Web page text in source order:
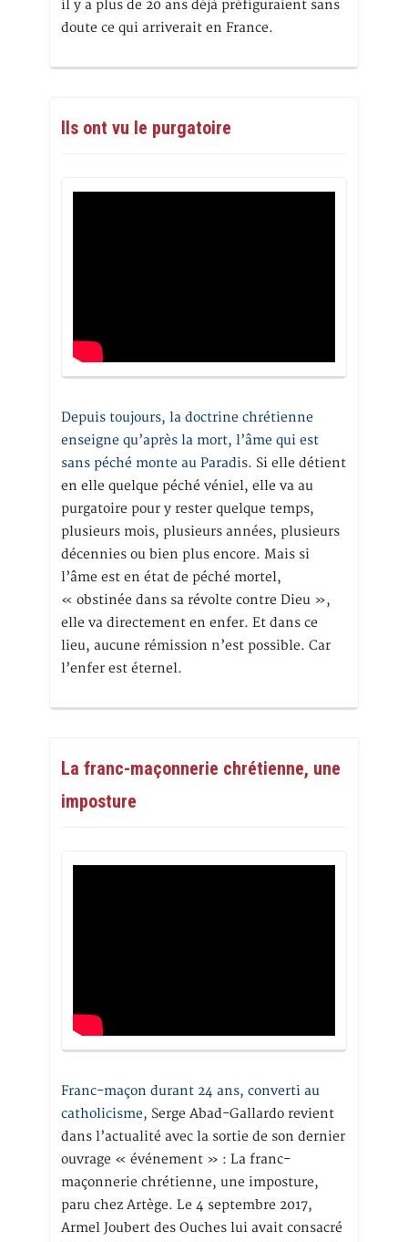
il y a plus de 20 ans déjà préfiguraient sans
doute ce qui arriverait en France.
Ils ont vu le purgatoire
Depuis toujours, la doctrine chrétienne
enseigne qu’après la mort, l’âme qui est
sans péché monte au Paradis. Si elle détient
en elle quelque péché véniel, elle va au
purgatoire pour y rester quelque temps,
plusieurs mois, plusieurs années, plusieurs
décennies ou bien plus encore. Mais si
l’âme est en état de péché mortel,
« obstinée dans sa révolte contre Dieu »,
elle va directement en enfer. Et dans ce
lieu, aucune rémission n’est possible. Car
l’enfer est éternel.
La franc-maçonnerie chrétienne, une
imposture
Franc-maçon durant 24 ans, converti au
catholicisme, Serge Abad-Gallardo revient
dans l’actualité avec la sortie de son dernier
ouvrage « événement » : La franc-
maçonnerie chrétienne, une imposture,
paru chez Artège. Le 4 septembre 2017,
Armel Joubert des Ouches lui avait consacré